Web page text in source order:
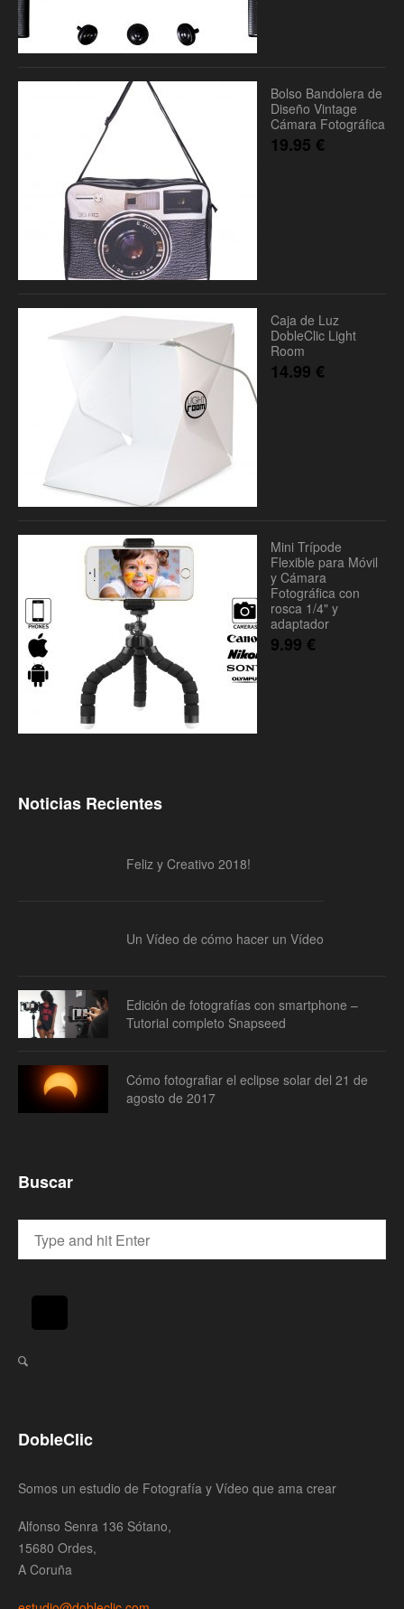
Bolso Bandolera de
Diseño Vintage
Cámara Fotográfica
19.95 €
Caja de Luz
DobleClic Light
Room
14.99 €
Mini Trípode
Flexible para Móvil
y Cámara
Fotográfica con
rosca 1/4" y
adaptador
9.99 €
Noticias Recientes
Feliz y Creativo 2018!
Un Vídeo de cómo hacer un Vídeo
Edición de fotografías con smartphone –
Tutorial completo Snapseed
Cómo fotografiar el eclipse solar del 21 de
agosto de 2017
Buscar
DobleClic
Somos un estudio de Fotografía y Vídeo que ama crear
Alfonso Senra 136 Sótano,
15680 Ordes,
A Coruña